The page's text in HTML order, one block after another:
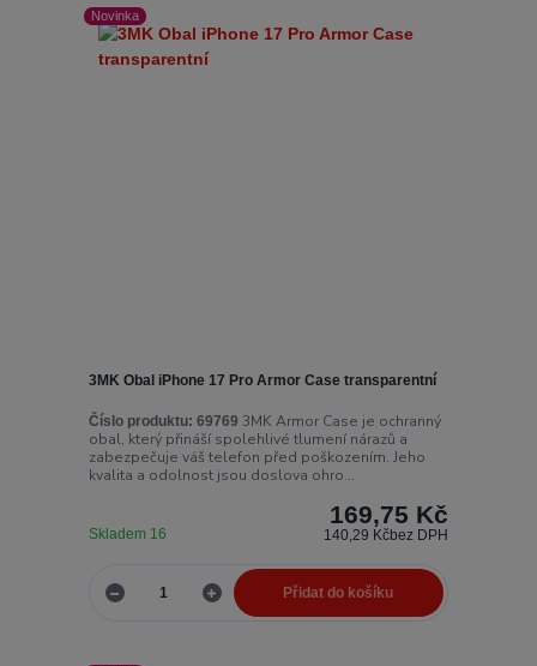
Novinka
3MK Obal iPhone 17 Pro Armor Case transparentní
Číslo produktu: 69769 3MK Armor Case je ochranný
obal, který přináší spolehlivé tlumení nárazů a
zabezpečuje váš telefon před poškozením. Jeho
kvalita a odolnost jsou doslova ohro...
169,75 Kč
140,29 Kčbez DPH
Skladem 16
Přidat do košíku